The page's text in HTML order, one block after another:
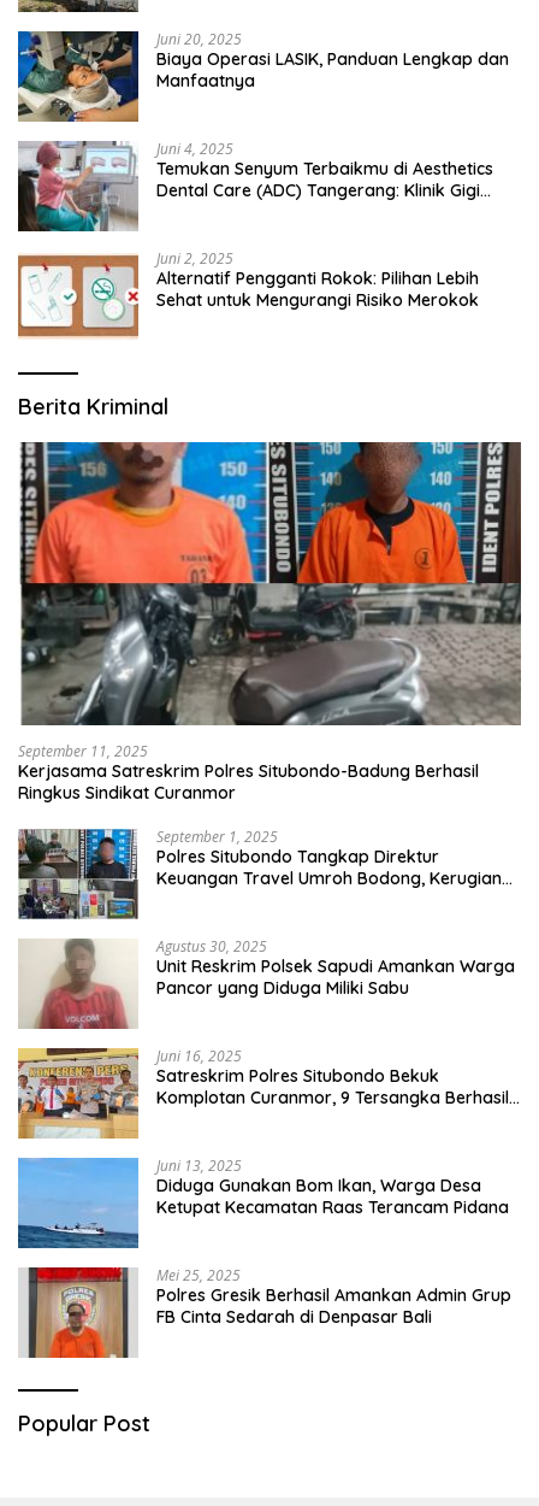
Juni 20, 2025
Biaya Operasi LASIK, Panduan Lengkap dan
Manfaatnya
Juni 4, 2025
Temukan Senyum Terbaikmu di Aesthetics
Dental Care (ADC) Tangerang: Klinik Gigi
Juni 2, 2025
Alternatif Pengganti Rokok: Pilihan Lebih
Sehat untuk Mengurangi Risiko Merokok
Berita Kriminal
September 11, 2025
Kerjasama Satreskrim Polres Situbondo-Badung Berhasil
Ringkus Sindikat Curanmor
September 1, 2025
Polres Situbondo Tangkap Direktur
Keuangan Travel Umroh Bodong, Kerugian
Agustus 30, 2025
Unit Reskrim Polsek Sapudi Amankan Warga
Pancor yang Diduga Miliki Sabu
Juni 16, 2025
Satreskrim Polres Situbondo Bekuk
Komplotan Curanmor, 9 Tersangka Berhasil
Juni 13, 2025
Diduga Gunakan Bom Ikan, Warga Desa
Ketupat Kecamatan Raas Terancam Pidana
Mei 25, 2025
Polres Gresik Berhasil Amankan Admin Grup
FB Cinta Sedarah di Denpasar Bali
Popular Post